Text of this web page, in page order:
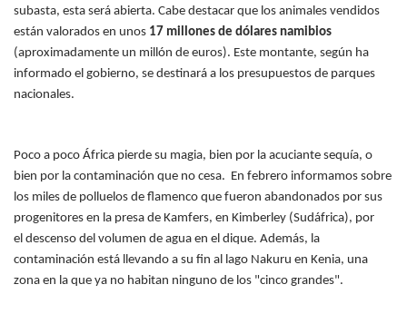
subasta, esta será abierta. Cabe destacar que los animales vendidos
están valorados en unos 17 millones de dólares namibios
(aproximadamente un millón de euros). Este montante, según ha
informado el gobierno, se destinará a los presupuestos de parques
nacionales.
Poco a poco África pierde su magia, bien por la acuciante sequía, o
bien por la contaminación que no cesa. En febrero informamos sobre
los miles de polluelos de flamenco que fueron abandonados por sus
progenitores en la presa de Kamfers, en Kimberley (Sudáfrica), por
el descenso del volumen de agua en el dique. Además, la
contaminación está llevando a su fin al lago Nakuru en Kenia, una
zona en la que ya no habitan ninguno de los "cinco grandes".